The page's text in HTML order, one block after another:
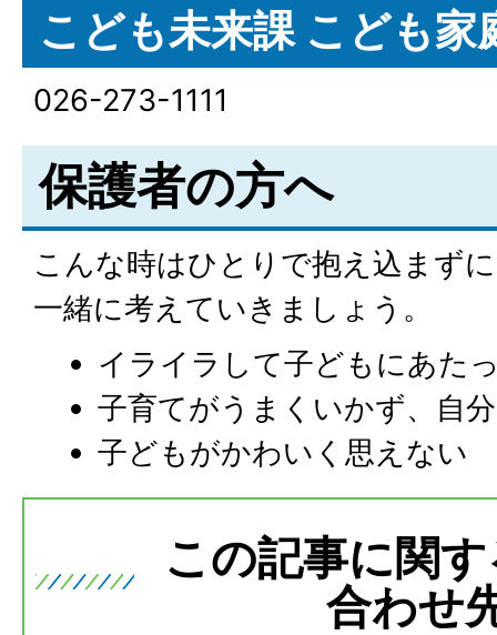
こども未来課 こども家
026-273-1111
保護者の方へ
こんな時はひとりで抱え込まず
一緒に考えていきましょう。
イライラして子どもにあた
子育てがうまくいかず、自
子どもがかわいく思えない
この記事に関
合わせ